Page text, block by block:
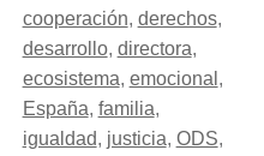
cooperación, derechos,
desarrollo, directora,
ecosistema, emocional ,
España, familia,
igualdad, justicia, ODS,